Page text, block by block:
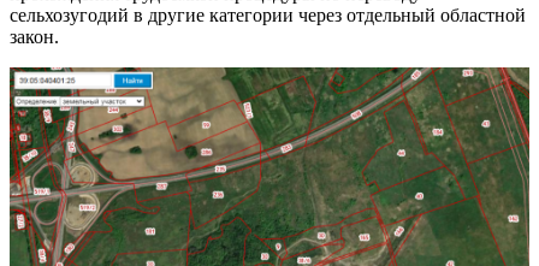
сельхозугодий в другие категории через отдельный областной
закон.